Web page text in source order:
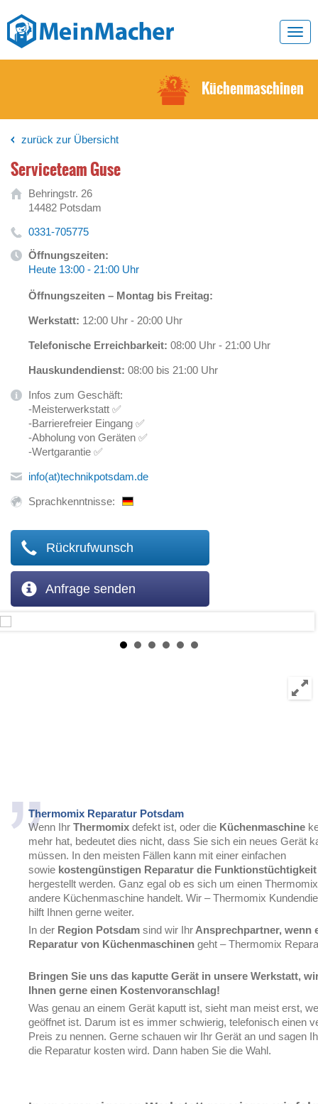
Küchenmaschinen
zurück zur Übersicht
Serviceteam Guse
Behringstr. 26
14482 Potsdam
0331-705775
Öffnungszeiten:
Heute 13:00 - 21:00 Uhr
Öffnungszeiten – Montag bis Freitag:
Werkstatt: 12:00 Uhr - 20:00 Uhr
Telefonische Erreichbarkeit: 08:00 Uhr - 21:00 Uhr
Hauskundendienst: 08:00 bis 21:00 Uhr
Infos zum Geschäft:
-Meisterwerkstatt ✅
-Barrierefreier Eingang ✅
-Abholung von Geräten ✅
-Wertgarantie ✅
info(at)technikpotsdam.de
Sprachkenntnisse:
Rückrufwunsch
Anfrage senden
Thermomix Reparatur Potsdam
Wenn Ihr Thermomix defekt ist, oder die Küchenmaschine
mehr hat, bedeutet dies nicht, dass Sie sich ein neues Gerät
müssen. In den meisten Fällen kann mit einer einfachen
sowie kostengünstigen Reparatur die Funktionstüchtigkeit
hergestellt werden. Ganz egal ob es sich um einen
andere Küchenmaschine handelt. Wir – Thermomix
hilft Ihnen gerne weiter.
In der Region Potsdam sind wir Ihr Ansprechpartner, wenn
Reparatur von Küchenmaschinen geht – Thermomix
Bringen Sie uns das kaputte Gerät in unsere Werkstatt,
Ihnen gerne einen Kostenvoranschlag!
Was genau an einem Gerät kaputt ist, sieht man meist erst,
geöffnet ist. Darum ist es immer schwierig, telefonisch einen
Preis zu nennen. Gerne schauen wir Ihr Gerät an und sagen
die Reparatur kosten wird. Dann haben Sie die Wahl.